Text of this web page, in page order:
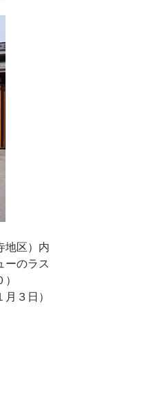
地区）内
ーのラス
３日）